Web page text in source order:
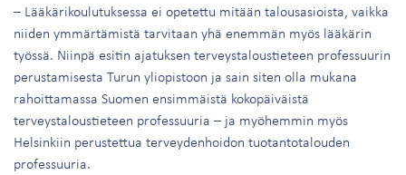
– Lääkärikoulutuksessa ei opetettu mitään talousasioista, vaikka
niiden ymmärtämistä tarvitaan yhä enemmän myös lääkärin
työssä. Niinpä esitin ajatuksen terveystaloustieteen professuurin
perustamisesta Turun yliopistoon ja sain siten olla mukana
rahoittamassa Suomen ensimmäistä kokopäiväistä
terveystaloustieteen professuuria – ja myöhemmin myös
Helsinkiin perustettua terveydenhoidon tuotantotalouden
professuuria.